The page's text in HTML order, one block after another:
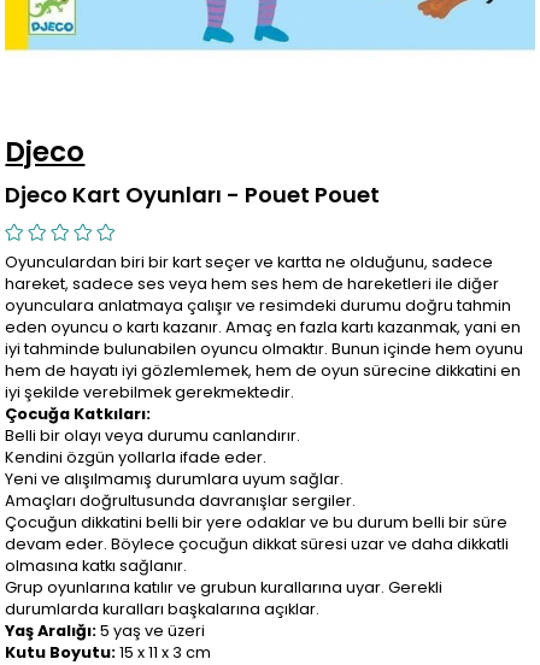
Djeco
Djeco Kart Oyunları - Pouet Pouet
Oyunculardan biri bir kart seçer ve kartta ne olduğunu, sadece
hareket, sadece ses veya hem ses hem de hareketleri ile diğer
oyunculara anlatmaya çalışır ve resimdeki durumu doğru tahmin
eden oyuncu o kartı kazanır. Amaç en fazla kartı kazanmak, yani en
iyi tahminde bulunabilen oyuncu olmaktır. Bunun içinde hem oyunu
hem de hayatı iyi gözlemlemek, hem de oyun sürecine dikkatini en
iyi şekilde verebilmek gerekmektedir.
Çocuğa Katkıları:
Belli bir olayı veya durumu canlandırır.
Kendini özgün yollarla ifade eder.
Yeni ve alışılmamış durumlara uyum sağlar.
Amaçları doğrultusunda davranışlar sergiler.
Çocuğun dikkatini belli bir yere odaklar ve bu durum belli bir süre
devam eder. Böylece çocuğun dikkat süresi uzar ve daha dikkatli
olmasına katkı sağlanır.
Grup oyunlarına katılır ve grubun kurallarına uyar. Gerekli
durumlarda kuralları başkalarına açıklar.
Yaş Aralığı:5 yaş ve üzeri
Kutu Boyutu:15 x 11 x 3 cm